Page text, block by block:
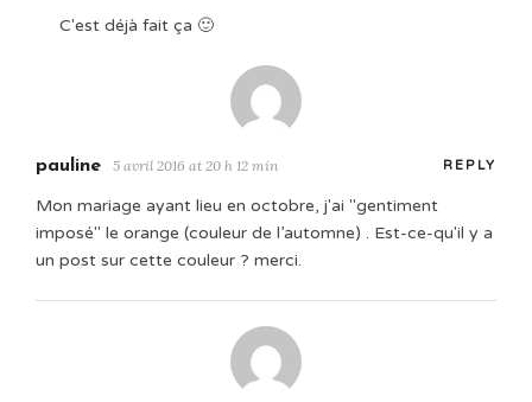
C'est déjà fait ça 🙂
pauline 5 avril 2016 at 20 h 12 min REPLY
Mon mariage ayant lieu en octobre, j'ai "gentiment
imposé" le orange (couleur de l’automne) . Est-ce-qu'il y a
un post sur cette couleur ? merci.